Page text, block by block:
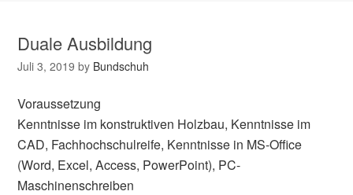
Duale Ausbildung
Juli 3, 2019 by Bundschuh
Voraussetzung
Kenntnisse im konstruktiven Holzbau, Kenntnisse im
CAD, Fachhochschulreife, Kenntnisse in MS-Office
(Word, Excel, Access, PowerPoint), PC-
Maschinenschreiben